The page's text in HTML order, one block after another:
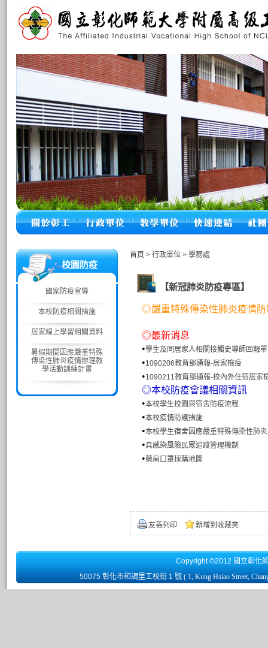
校園防疫
國家防疫宣導
本校防疫相關措施
居家線上學習相關資料
暑假期間因應嚴重特殊
傳染性肺炎疫情辦理教
學活動訓練計畫
首頁 > 行政單位 > 學務處
【新冠肺炎防疫專區】
◎嚴重特殊傳染性肺炎疫情
◎最新消息
•學生及同居家人相關接觸史導師回報單
•1090206教育部通報-居家檢疫
•1090211教育部通報-校內外住宿居家
◎本校防疫會議相關資訊
•本校學生校園與宿舍防疫流程
•本校疫情防護措施
•本校學生宿舍因應嚴重特殊傳染性肺
•具感染風險民眾追蹤管理機制
•藥局口罩採購地圖
友善列印 新增到收藏夾
Copyright ©2012 國立彰化
50075 彰化市和調里工校街 1 號 ( 1, Kung Hsiao Street,